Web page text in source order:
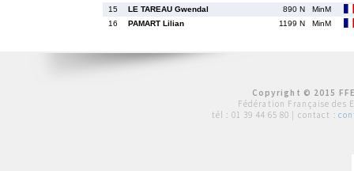
15
LE TAREAU Gwendal 890 N
MinM
16
PAMART Lilian 1199 N MinM
Copyright © 2015
Fédération Française des
tél : 01 39 44 65 80 | contact :